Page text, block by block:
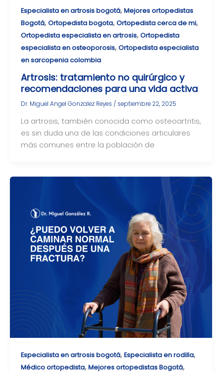
Especialista en artrosis bogotá, Mejores ortopedistas
Bogotá, Ortopedista bogota, Ortopedista cerca de mi,
Ortopedista especialista en artrosis, Ortopedista
especialista en osteoporosis, Ortopedista especialista
en sarcopenia colombia
Artrosis: tratamiento no quirúrgico y
recomendaciones para una vida activa
Dr. Miguel Angel Gonzalez Reyes / septiembre 22, 2025
La artrosis, también conocida como osteoartritis,
es sin duda una de las condiciones articulares
más comunes entre la población de
Especialista en artrosis bogotá, Especialista en rodilla,
Médico ortopedista, Mejores ortopedistas Bogotá,